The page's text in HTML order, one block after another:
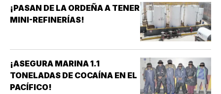
¡PASAN DE LA ORDEÑA A TENER
MINI-REFINERÍAS!
¡ASEGURA MARINA 1.1
TONELADAS DE COCAÍNA EN EL
PACÍFICO!